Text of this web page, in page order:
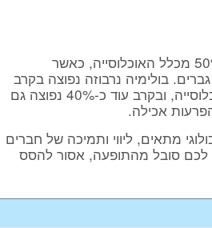
על פי הנתונים, שכיחות הפרעות אכילה בארצות המערב מגיעות לכ-50% מכלל האוכלוסייה, כאשר
נרבוזה הינה 1.2% בקרב נשים ו- 0.2% בקרב גברים. בולימיה נרבוזה נפוצה בקרב
4% מהגברים והנשים ושאר הפרעות האכילה נפוצות בקרב 5% מהאוכלוסייה, ובקרב עוד כ-40% נפוצה גם
מתאים, ליווי ותמיכה של חברים
לכם סובל מהתופעה, אסור להסס